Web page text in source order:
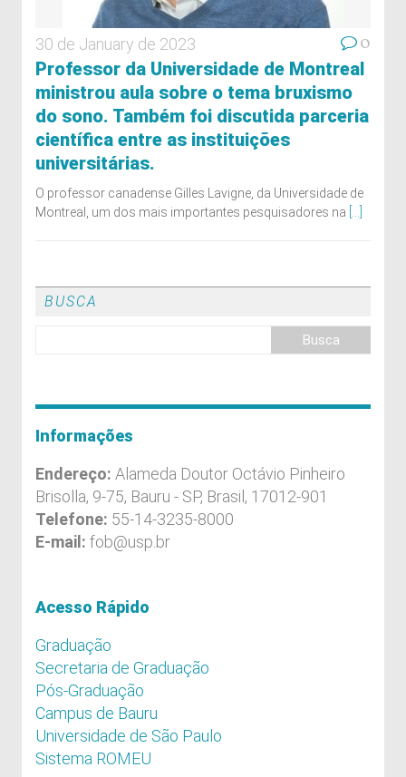
30 de January de 2023 0
Professor da Universidade de Montreal
ministrou aula sobre o tema bruxismo
do sono. Também foi discutida parceria
científica entre as instituições
universitárias.
O professor canadense Gilles Lavigne, da Universidade de
Montreal, um dos mais importantes pesquisadores na
BUSCA
Informações
Endereço: Alameda Doutor Octávio Pinheiro
Brisolla, 9-75, Bauru - SP, Brasil, 17012-901
Telefone: 55-14-3235-8000
E-mail: fob@usp.br
Acesso Rápido
Graduação
Secretaria de Graduação
Pós-Graduação
Campus de Bauru
Universidade de São Paulo
Sistema ROMEU